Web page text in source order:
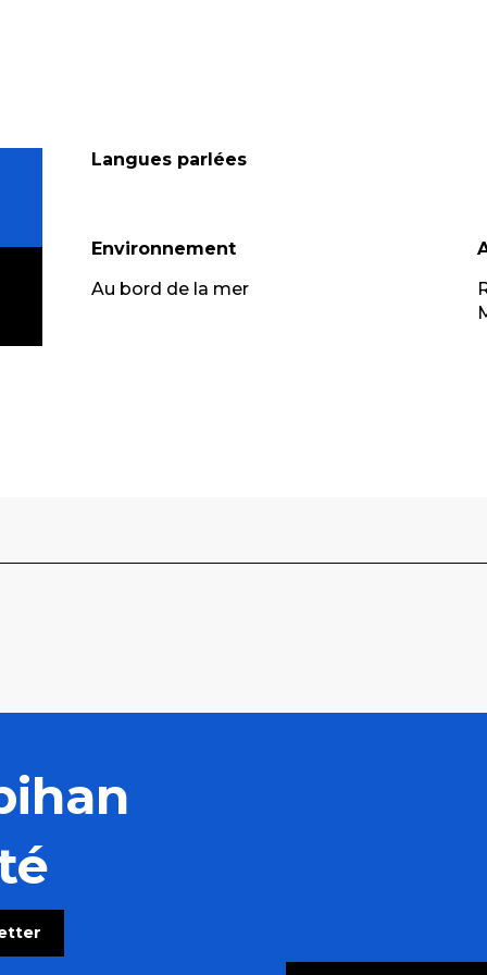
Langues parlées
Langues parlées
Environnement
Environnement
Au bord de la mer